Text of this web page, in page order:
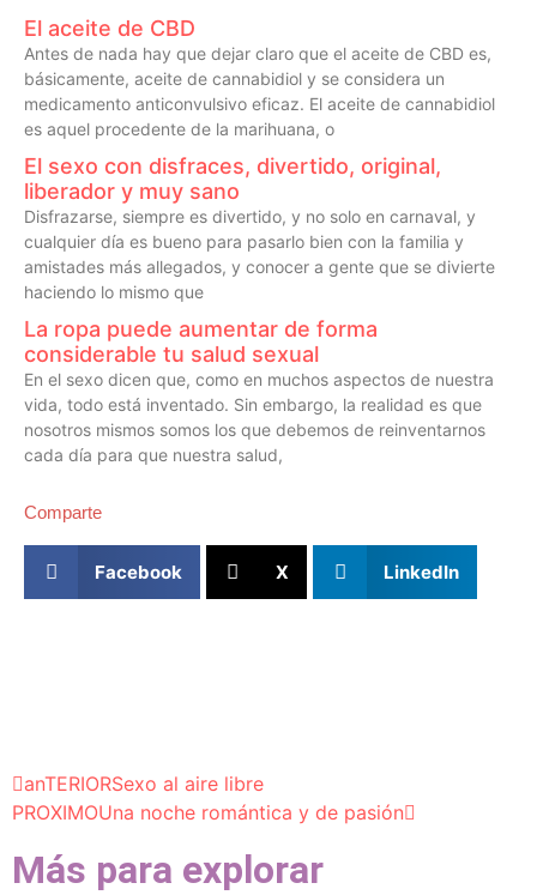
El aceite de CBD
Antes de nada hay que dejar claro que el aceite de CBD es,
básicamente, aceite de cannabidiol y se considera un
medicamento anticonvulsivo eficaz. El aceite de cannabidiol
es aquel procedente de la marihuana, o
El sexo con disfraces, divertido, original,
liberador y muy sano
Disfrazarse, siempre es divertido, y no solo en carnaval, y
cualquier día es bueno para pasarlo bien con la familia y
amistades más allegados, y conocer a gente que se divierte
haciendo lo mismo que
La ropa puede aumentar de forma
considerable tu salud sexual
En el sexo dicen que, como en muchos aspectos de nuestra
vida, todo está inventado. Sin embargo, la realidad es que
nosotros mismos somos los que debemos de reinventarnos
cada día para que nuestra salud,
Comparte
Facebook X LinkedIn
anTERIORSexo al aire libre
PROXIMOUna noche romántica y de pasión
Más para explorar